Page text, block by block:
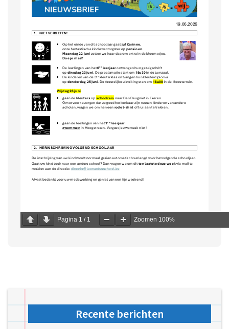
Pagina 1 / 1 Zoomen 100%
Recente berichten